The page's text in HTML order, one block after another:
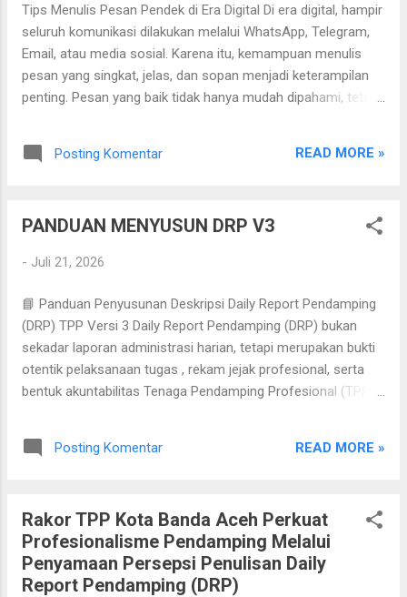
sambutan sekaligus membuka kegiatan
Verifikasi Lapangan Program Kampung Iklim
(ProKlim) Kategori Lestari. Kegiatan verifikasi
dihadiri oleh unsur Kementerian Lingkungan
Hidup, Pemerintah Kota Banda Aceh,
Gampong Kota Baru, OPD terkait, akademisi,
aksi adaptasi dan mitigasi perubahan iklim...
Tips Menulis Pesan Pendek di Era Digital Di era digital, hampir
seluruh komunikasi dilakukan melalui WhatsApp, Telegram,
Email, atau media sosial. Karena itu, kemampuan menulis
pesan yang singkat, jelas, dan sopan menjadi keterampilan
penting. Pesan yang baik tidak hanya mudah dipahami, tetapi
Pesan Pendek Harus Berkualitas? Setiap hari seseorang
kemungkinan besar penerima akan melewatkan informasi
cepat dipahami serta lebih mudah mendapatkan respons.
tafsir. Terlihat profesional. Mempercepat pengambilan
keputusan. Meningkatkan efektivitas komunikasi. Prinsip
Dasar Jelas tujuan pesannya. Gunakan bahasa sederhana.
Fokus pada inti info...
Posting Komentar READ MORE »
PANDUAN MENYUSUN DRP V3
- Juli 21, 2026
📘 Panduan Penyusunan Deskripsi Daily Report Pendamping
(DRP) TPP Versi 3 Daily Report Pendamping (DRP) bukan
sekadar laporan administrasi harian, tetapi merupakan bukti
otentik pelaksanaan tugas , rekam jejak profesional, serta
bentuk akuntabilitas Tenaga Pendamping Profesional (TPP)
karena itu, setiap deskripsi DRP harus mampu
menggambarkan proses pendampingan, tujuan kegiatan,
diharapkan seluruh TAPM, Pendamping Desa (PD), dan
Pendamping Lokal Desa (PLD) memiliki pemahaman yang
sama mengenai teknik penulisan DRP yang benar sesuai
regulasi terbaru, menggunakan kata kerja operasional yang
Posting Komentar READ MORE »
Rakor TPP Kota Banda Aceh Perkuat
Profesionalisme Pendamping Melalui
Penyamaan Persepsi Penulisan Daily
Report Pendamping (DRP)